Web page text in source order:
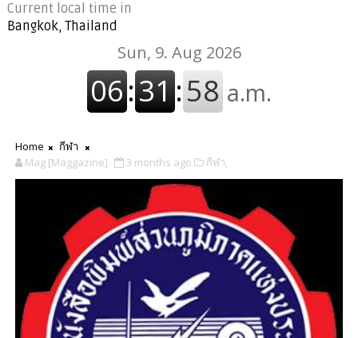
Current local time in
Bangkok, Thailand
Home
กีฬา
Mag [Maggazine]
3 months ago กีฬา,